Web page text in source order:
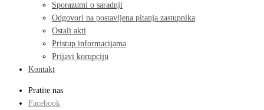
Sporazumi o saradnji
Odgovori na postavljena pitanja zastupnika
Ostali akti
Pristup informacijama
Prijavi korupciju
Kontakt
Pratite nas
Facebook